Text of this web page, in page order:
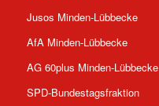
Jusos Minden-Lübbecke
AfA Minden-Lübbecke
AG 60plus Minden-Lübbecke
SPD-Bundestagsfraktion